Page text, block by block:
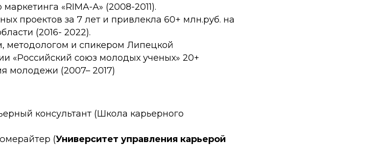
«RIMA-A» (2008-2011).
проектов за 7 лет и привлекла 60+ млн.руб. на
(2016- 2022).
методологом и спикером Липецкой
«Российский союз молодых ученых» 20+
молодежи (2007– 2017)
консультант (Школа карьерного
(Университет управления карьерой